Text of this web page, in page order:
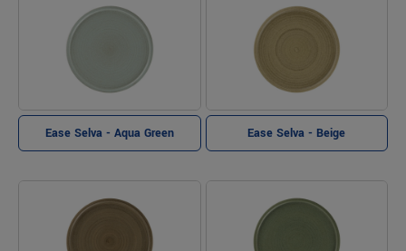
Ease Selva - Aqua Green Ease Selva - Beige